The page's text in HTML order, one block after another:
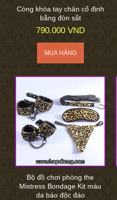
Còng khóa tay chân cố định
bằng đòn sắt
790.000 VND
Bộ đồ chơi phòng the
Mistress Bondage Kit màu
da báo độc đáo